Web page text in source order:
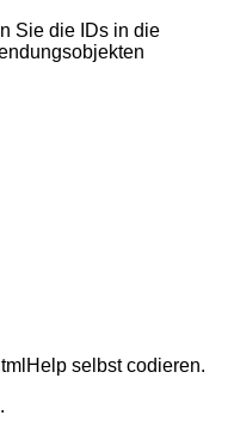
Sie die IDs in die
selbst codieren.